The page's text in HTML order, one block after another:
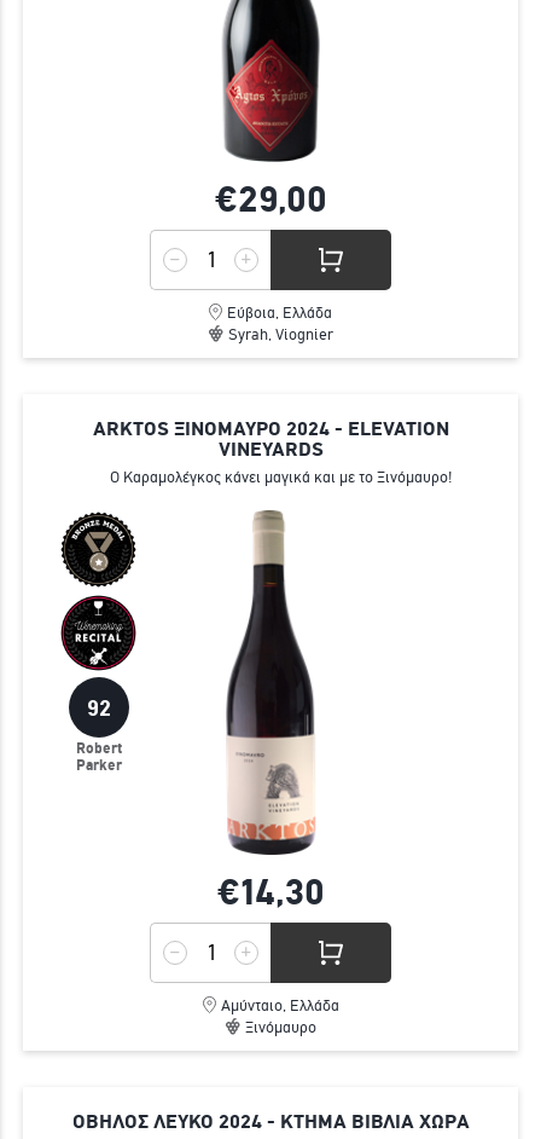
€29,00
Εύβοια, Ελλάδα
Syrah, Viognier
ARKTOS ΞΙΝΟΜΑΥΡΟ 2024 - ELEVATION
VINEYARDS
Ο Καραμολέγκος κάνει μαγικά και με το Ξινόμαυρο!
92
Robert
Parker
€14,30
Αμύνταιο, Ελλάδα
Ξινόμαυρο
ΟΒΗΛΟΣ ΛΕΥΚΟ 2024 - ΚΤΗΜΑ ΒΙΒΛΙΑ ΧΩΡΑ